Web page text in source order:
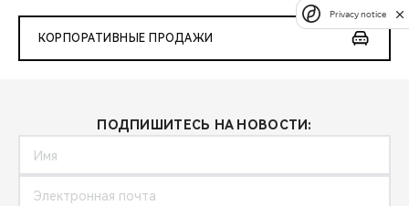
КОРПОРАТИВНЫЕ ПРОДАЖИ
ПОДПИШИТЕСЬ НА НОВОСТИ:
Privacy notice